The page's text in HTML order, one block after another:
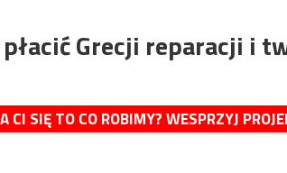
Grecji reparacji i
CI SIĘ TO CO ROBIMY? WESPRZYJ